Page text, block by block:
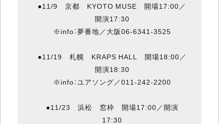
●11/9 京都 KYOTO MUSE 開場17:00／
開演17:30
※info：夢番地／大阪06-6341-3525
●11/19 札幌 KRAPS HALL 開場18:00／
開演18:30
※info：ユアソング／011-242-2200
●11/23 浜松 窓枠 開場17:00／開演
17:30